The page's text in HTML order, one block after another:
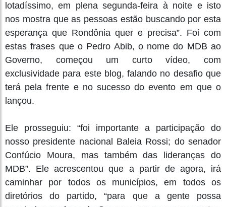
lotadíssimo, em plena segunda-feira à noite e isto
nos mostra que as pessoas estão buscando por esta
esperança que Rondônia quer e precisa”. Foi com
estas frases que o Pedro Abib, o nome do MDB ao
Governo, começou um curto vídeo, com
exclusividade para este blog, falando no desafio que
terá pela frente e no sucesso do evento em que o
lançou.
Ele prosseguiu: “foi importante a participação do
nosso presidente nacional Baleia Rossi; do senador
Confúcio Moura, mas também das lideranças do
MDB”. Ele acrescentou que a partir de agora, irá
caminhar por todos os municípios, em todos os
diretórios do partido, “para que a gente possa